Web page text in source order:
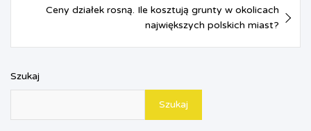
n
d
y
Ceny działek rosną. Ile kosztują grunty w okolicach
największych polskich miast?
Szukaj
Szukaj